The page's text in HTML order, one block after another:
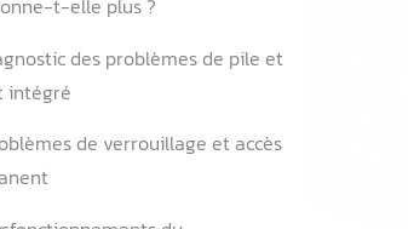
1. Pourquoi votre clé électronique ne
fonctionne-t-elle plus ?